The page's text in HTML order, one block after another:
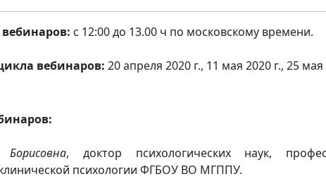
с 12:00 до 13.00 ч по московскому времени.
вебинаров: 20 апреля 2020 г., 11 мая 2020 г., 25 мая
, доктор психологических наук,
психологии ФГБОУ ВО МГППУ.